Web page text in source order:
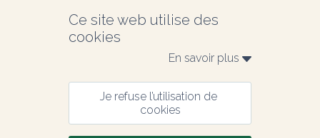
Ce site web utilise des
cookies
En savoir plus
Je refuse l’utilisation de
cookies